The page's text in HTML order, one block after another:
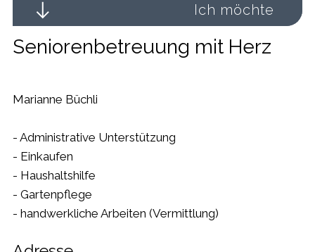
Ich möchte
Seniorenbetreuung mit Herz
Marianne Büchli
- Administrative Unterstützung
- Einkaufen
- Haushaltshilfe
- Gartenpflege
- handwerkliche Arbeiten (Vermittlung)